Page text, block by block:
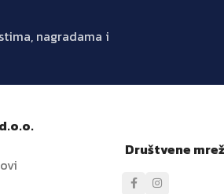
nagradama i
Društvene